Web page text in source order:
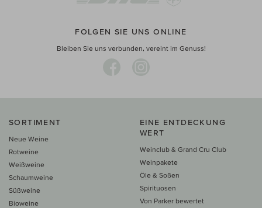
FOLGEN SIE UNS ONLINE
Bleiben Sie uns verbunden, vereint im Genuss!
SORTIMENT
Neue Weine
Rotweine
Weißweine
Schaumweine
Süßweine
Bioweine
EINE ENTDECKUNG
WERT
Weinclub & Grand Cru Club
Weinpakete
Öle & Soßen
Spirituosen
Von Parker bewertet